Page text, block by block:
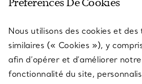
SERVICES
À PROPOS
Préférences De Cookies
Nous utilisons des cookies et des
similaires (« Cookies »), y
afin d’opérer et d’améliorer
fonctionnalité du site,